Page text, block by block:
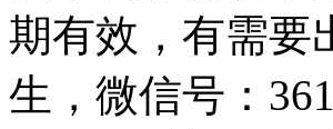
期有效，有需要
生，微信号：